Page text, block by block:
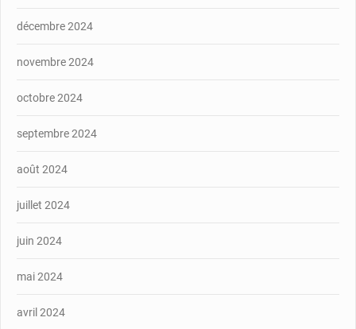
décembre 2024
novembre 2024
octobre 2024
septembre 2024
août 2024
juillet 2024
juin 2024
mai 2024
avril 2024